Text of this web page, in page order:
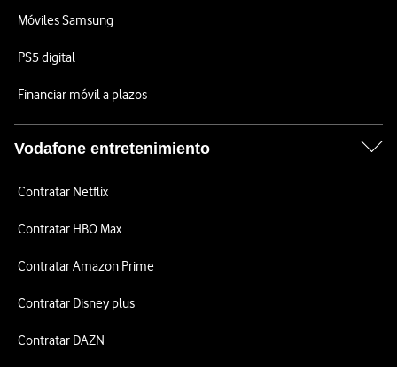
Móviles Samsung
PS5 digital
Financiar móvil a plazos
Vodafone entretenimiento
Contratar Netflix
Contratar HBO Max
Contratar Amazon Prime
Contratar Disney plus
Contratar DAZN